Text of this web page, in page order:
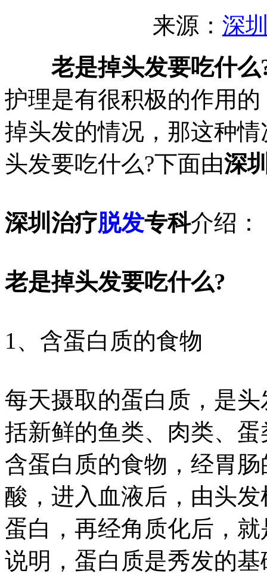
来源： 深
老是掉头发要吃什么
护理是有很积极的作用
掉头发的情况，那这种
头发要吃什么?下面由深
深圳治疗脱发专科介绍：
老是掉头发要吃什么?
1、含蛋白质的食物
每天摄取的蛋白质，是
括新鲜的鱼类、肉类、
含蛋白质的食物，经胃
酸，进入血液后，由头
蛋白，再经角质化后，
说明，蛋白质是秀发的基